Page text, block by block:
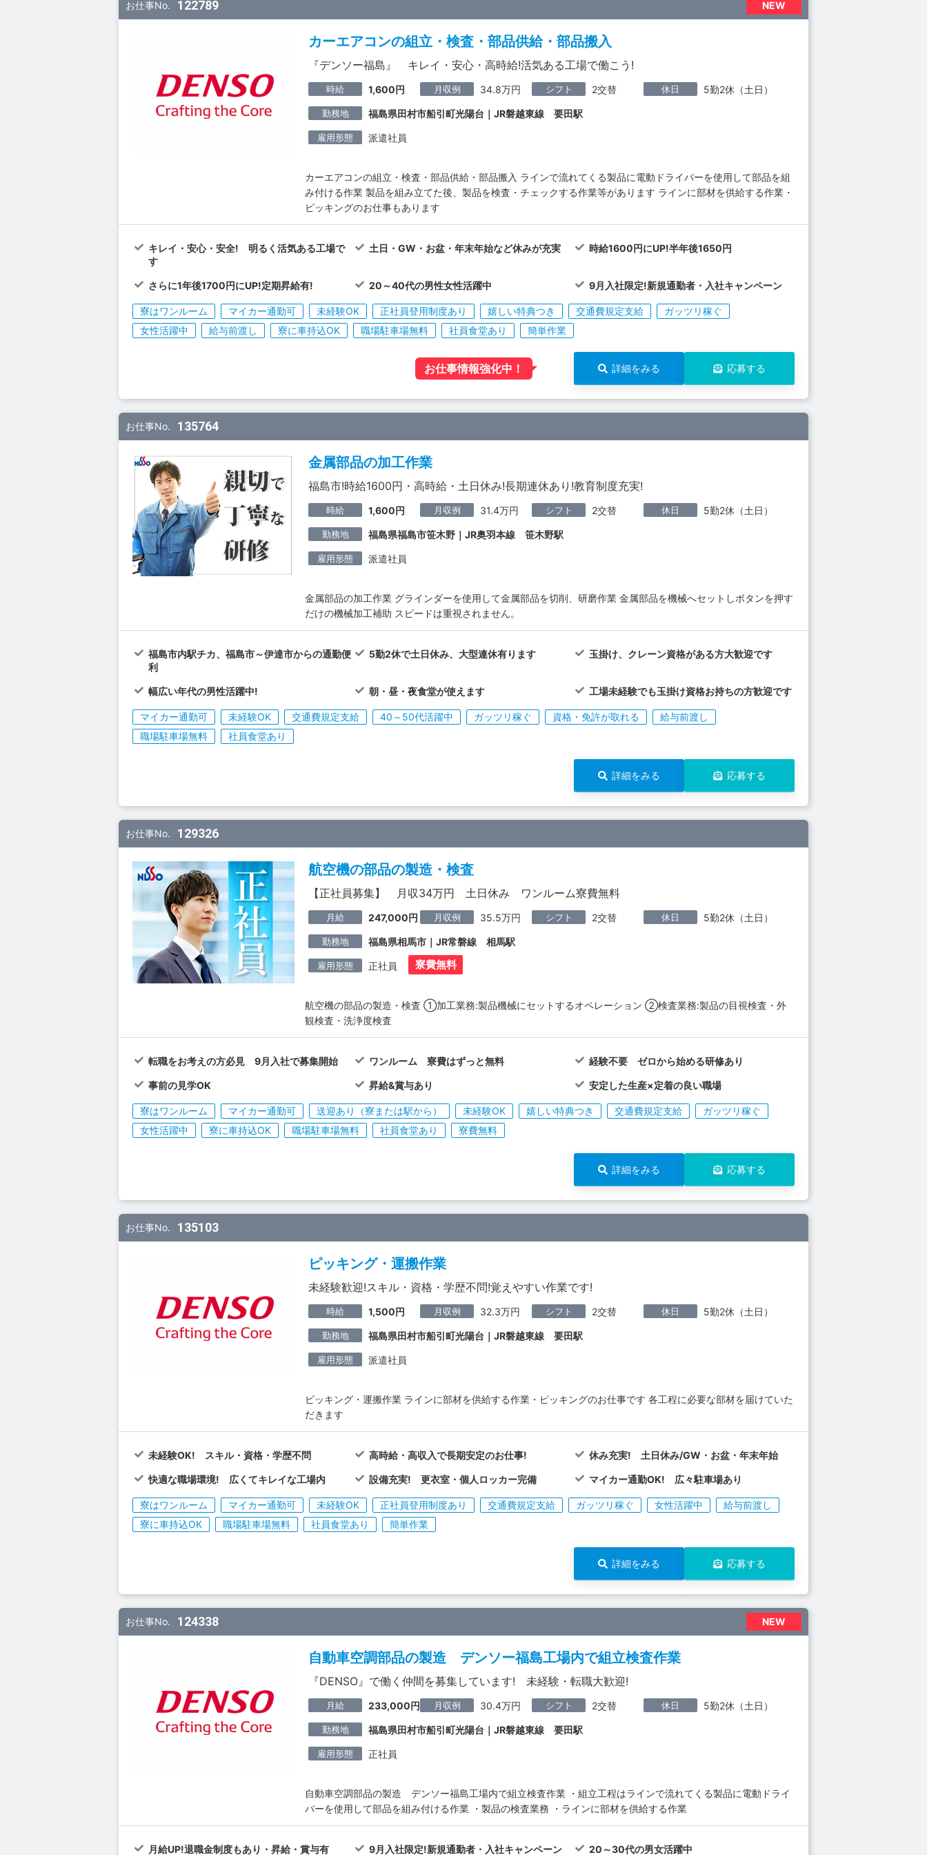
NEW
お仕事No. 122789
カーエアコンの組立・検査・部品供給・部品搬入
『デンソー福島』 キレイ・安心・高時給!活気ある工場で働こう!
時給 1,600円 月収例 34.8万円 シフト 2交替 休日 5勤2休（土日）
勤務地 福島県田村市船引町光陽台｜JR磐越東線 要田駅
雇用形態 派遣社員
カーエアコンの組立・検査・部品供給・部品搬入 ラインで流れてくる製品に電動ドライバーを使用して部品を組
み付ける作業 製品を組み立てた後、製品を検査・チェックする作業等があります ラインに部材を供給する作業・
ピッキングのお仕事もあります
キレイ・安心・安全! 明るく活気ある工場で
す
土日・GW・お盆・年末年始など休みが充実 時給1600円にUP!半年後1650円
さらに1年後1700円にUP!定期昇給有! 20～40代の男性女性活躍中 9月入社限定!新規通勤者・入社キャンペーン
寮はワンルーム マイカー通勤可 未経験OK 正社員登用制度あり 嬉しい特典つき 交通費規定支給
ガッツリ稼ぐ
女性活躍中
給与前渡し 寮に車持込OK 職場駐車場無料 社員食堂あり 簡単作業
お仕事情報強化中！ 詳細をみる 応募する
お仕事No. 135764
金属部品の加工作業
福島市!時給1600円・高時給・土日休み!長期連休あり!教育制度充実!
時給 1,600円 月収例 31.4万円 シフト 2交替 休日 5勤2休（土日）
勤務地 福島県福島市笹木野｜JR奥羽本線 笹木野駅
雇用形態 派遣社員
金属部品の加工作業 グラインダーを使用して金属部品を切削、研磨作業 金属部品を機械へセットしボタンを押す
だけの機械加工補助 スピードは重視されません。
福島市内駅チカ、福島市～伊達市からの通勤便
利
5勤2休で土日休み、大型連休有ります 玉掛け、クレーン資格がある方大歓迎です
幅広い年代の男性活躍中! 朝・昼・夜食堂が使えます 工場未経験でも玉掛け資格お持ちの方歓迎です
マイカー通勤可 未経験OK 交通費規定支給 40～50代活躍中 ガッツリ稼ぐ 資格・免許が取れる
給与前渡し
職場駐車場無料
社員食堂あり
詳細をみる 応募する
お仕事No. 129326
航空機の部品の製造・検査
【正社員募集】 月収34万円 土日休み ワンルーム寮費無料
月給 247,000円 月収例 35.5万円 シフト 2交替 休日 5勤2休（土日）
勤務地 福島県相馬市｜JR常磐線 相馬駅
雇用形態 正社員 寮費無料
航空機の部品の製造・検査 ①加工業務:製品機械にセットするオペレーション ②検査業務:製品の目視検査・外
観検査・洗浄度検査
転職をお考えの方必見 9月入社で募集開始 ワンルーム 寮費はずっと無料 経験不要 ゼロから始める研修あり
事前の見学OK 昇給&賞与あり 安定した生産×定着の良い職場
寮はワンルーム マイカー通勤可 送迎あり（寮または駅から） 未経験OK 嬉しい特典つき 交通費規定支給
ガッツリ稼ぐ
女性活躍中
寮に車持込OK 職場駐車場無料 社員食堂あり 寮費無料
詳細をみる 応募する
お仕事No. 135103
ピッキング・運搬作業
未経験歓迎!スキル・資格・学歴不問!覚えやすい作業です!
時給 1,500円 月収例 32.3万円 シフト 2交替 休日 5勤2休（土日）
勤務地 福島県田村市船引町光陽台｜JR磐越東線 要田駅
雇用形態 派遣社員
ピッキング・運搬作業 ラインに部材を供給する作業・ピッキングのお仕事です 各工程に必要な部材を届けていた
だきます
未経験OK! スキル・資格・学歴不問 高時給・高収入で長期安定のお仕事! 休み充実! 土日休み/GW・お盆・年末年始
快適な職場環境! 広くてキレイな工場内 設備充実! 更衣室・個人ロッカー完備 マイカー通勤OK! 広々駐車場あり
寮はワンルーム マイカー通勤可 未経験OK 正社員登用制度あり 交通費規定支給 ガッツリ稼ぐ 女性活躍中
給与前渡し
寮に車持込OK
職場駐車場無料 社員食堂あり 簡単作業
詳細をみる 応募する
NEW
お仕事No. 124338
自動車空調部品の製造 デンソー福島工場内で組立検査作業
『DENSO』で働く仲間を募集しています! 未経験・転職大歓迎!
月給 233,000円 月収例 30.4万円 シフト 2交替 休日 5勤2休（土日）
勤務地 福島県田村市船引町光陽台｜JR磐越東線 要田駅
雇用形態 正社員
自動車空調部品の製造 デンソー福島工場内で組立検査作業 ・組立工程はラインで流れてくる製品に電動ドライ
バーを使用して部品を組み付ける作業 ・製品の検査業務 ・ラインに部材を供給する作業
月給UP!退職金制度もあり・昇給・賞与有 9月入社限定!新規通勤者・入社キャンペーン 20～30代の男女活躍中